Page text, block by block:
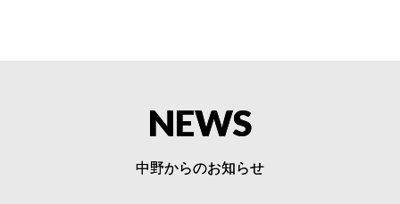
NEWS
中野からのお知らせ